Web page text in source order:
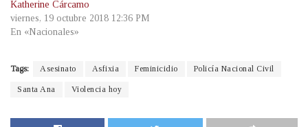
Katherine Cárcamo
viernes, 19 octubre 2018 12:36 PM
En «Nacionales»
Tags: Asesinato Asfixia Feminicidio Policía Nacional Civil
Santa Ana Violencia hoy